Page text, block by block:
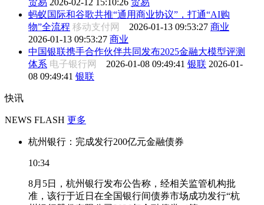
蚂蚁国际和谷歌共推“通用商业协议”，打通“AI购
物”全流程 移动支付网 2026-01-13 09:53:27 商业
2026-01-13 09:53:27 商业
中国银联携手合作伙伴共同发布2025金融大模型评测
体系 电子银行网 2026-01-08 09:49:41 银联 2026-01-
08 09:49:41 银联
快讯
NEWS FLASH 更多
杭州银行：完成发行200亿元金融债券
10:34
8月5日，杭州银行发布公告称，经相关监管机构批
准，该行于近日在全国银行间债券市场成功发行“杭